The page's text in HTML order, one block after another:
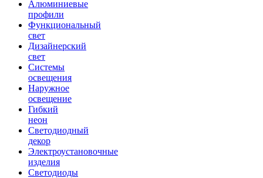
Алюминиевые
профили
Функциональный
свет
Дизайнерский
свет
Системы
освещения
Наружное
освещение
Гибкий
неон
Светодиодный
декор
Электроустановочные
изделия
Светодиоды